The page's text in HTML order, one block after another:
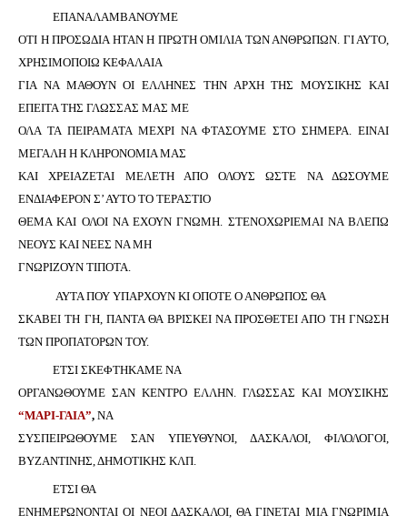
ΕΠΑΝΑΛΑΜΒΑΝΟΥΜΕ
ΟΤΙ Η ΠΡΟΣΩΔΙΑ ΗΤΑΝ Η ΠΡΩΤΗ ΟΜΙΛΙΑ ΤΩΝ ΑΝΘΡΩΠΩΝ. ΓΙ ΑΥΤΟ,
ΧΡΗΣΙΜΟΠΟΙΩ ΚΕΦΑΛΑΙΑ
ΓΙΑ ΝΑ ΜΑΘΟΥΝ ΟΙ ΕΛΛΗΝΕΣ ΤΗΝ ΑΡΧΗ ΤΗΣ ΜΟΥΣΙΚΗΣ ΚΑΙ
ΕΠΕΙΤΑ ΤΗΣ ΓΛΩΣΣΑΣ ΜΑΣ ΜΕ
ΟΛΑ ΤΑ ΠΕΙΡΑΜΑΤΑ ΜΕΧΡΙ ΝΑ ΦΤΑΣΟΥΜΕ ΣΤΟ ΣΗΜΕΡΑ. ΕΙΝΑΙ
ΜΕΓΑΛΗ Η ΚΛΗΡΟΝΟΜΙΑ ΜΑΣ
ΚΑΙ ΧΡΕΙΑΖΕΤΑΙ ΜΕΛΕΤΗ ΑΠΟ ΟΛΟΥΣ ΩΣΤΕ ΝΑ ΔΩΣΟΥΜΕ
ΕΝΔΙΑΦΕΡΟΝ Σ’ ΑΥΤΟ ΤΟ ΤΕΡΑΣΤΙΟ
ΘΕΜΑ ΚΑΙ ΟΛΟΙ ΝΑ ΕΧΟΥΝ ΓΝΩΜΗ. ΣΤΕΝΟΧΩΡΙΕΜΑΙ ΝΑ ΒΛΕΠΩ
ΝΕΟΥΣ ΚΑΙ ΝΕΕΣ ΝΑ ΜΗ
ΓΝΩΡΙΖΟΥΝ ΤΙΠΟΤΑ.
ΑΥΤΑ ΠΟΥ ΥΠΑΡΧΟΥΝ ΚΙ ΟΠΟΤΕ Ο ΑΝΘΡΩΠΟΣ ΘΑ
ΣΚΑΒΕΙ ΤΗ ΓΗ, ΠΑΝΤΑ ΘΑ ΒΡΙΣΚΕΙ ΝΑ ΠΡΟΣΘΕΤΕΙ ΑΠΟ ΤΗ ΓΝΩΣΗ
ΤΩΝ ΠΡΟΠΑΤΟΡΩΝ ΤΟΥ.
ΕΤΣΙ ΣΚΕΦΤΗΚΑΜΕ ΝΑ
ΟΡΓΑΝΩΘΟΥΜΕ ΣΑΝ ΚΕΝΤΡΟ ΕΛΛΗΝ. ΓΛΩΣΣΑΣ ΚΑΙ ΜΟΥΣΙΚΗΣ
“ΜΑΡΙ-ΓΑΙΑ”, ΝΑ
ΣΥΣΠΕΙΡΩΘΟΥΜΕ ΣΑΝ ΥΠΕΥΘΥΝΟΙ, ΔΑΣΚΑΛΟΙ, ΦΙΛΟΛΟΓΟΙ,
ΒΥΖΑΝΤΙΝΗΣ, ΔΗΜΟΤΙΚΗΣ ΚΛΠ.
ΕΤΣΙ ΘΑ
ΕΝΗΜΕΡΩΝΟΝΤΑΙ ΟΙ ΝΕΟΙ ΔΑΣΚΑΛΟΙ, ΘΑ ΓΙΝΕΤΑΙ ΜΙΑ ΓΝΩΡΙΜΙΑ